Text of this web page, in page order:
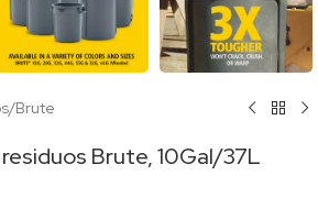
/Brute
Brute, 10Gal/37L